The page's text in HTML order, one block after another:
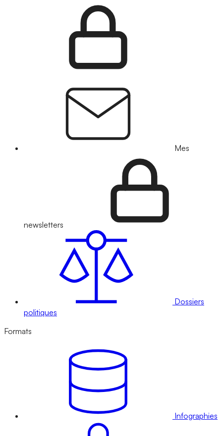
Mes
newsletters
Dossiers
politiques
Formats
Infographies